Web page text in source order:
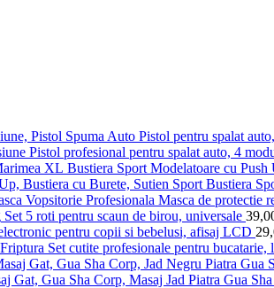
Pistol pentru spalat
Pistol profesional pentru spalat auto, 4
Bustiera Sport Modelatoare cu
Bustiera
Masca de protectie
Set 5 roti pentru scaun de birou, universale
pentru copii si bebelusi, afisaj LCD
Set cutite profesionale pentru bucatarie,
Piatra Gua
Piatra Gua